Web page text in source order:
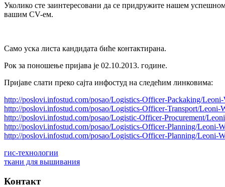
Уколико сте заинтересовани да се придружите нашем
вашим CV-ем.
Само уска листа кандидата биће контактирана.
Рок за поношење пријава је 02.10.2013. године.
Пријаве слати преко сајта инфостуд на следећим линковима:
http://poslovi.infostud.com/posao/Logistics-Officer-Packaking/
http://poslovi.infostud.com/posao/Logistics-Officer-Transport/Leoni-
http://poslovi.infostud.com/posao/Logistic-Officer-Procurement/
http://poslovi.infostud.com/posao/Logistics-Officer-Planning/Leoni-
http://poslovi.infostud.com/posao/Logistics-Officer-Planning/Leoni-
гис-технологии
ткани для вышивания
Контакт